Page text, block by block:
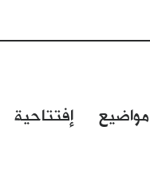
مواضيع إفتتاحية